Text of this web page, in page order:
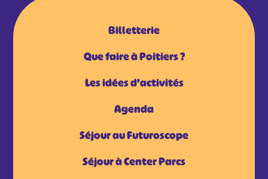
Billetterie
Que faire à Poitiers ?
Les idées d'activités
Agenda
Séjour au Futuroscope
Séjour à Center Parcs